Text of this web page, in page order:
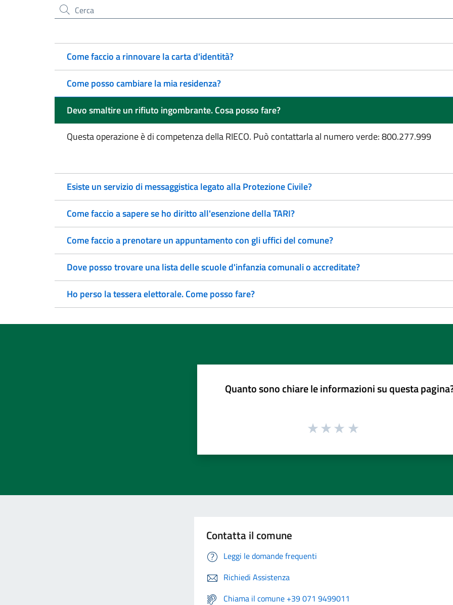
Cerca nel sito
Come faccio a rinnovare la carta d'identità?
Come posso cambiare la mia residenza?
Devo smaltire un rifiuto ingombrante. Cosa posso fare?
Questa operazione è di competenza della RIECO. Può contattarla al numero verde: 800.277.999
Esiste un servizio di messaggistica legato alla Protezione Civile?
Come faccio a sapere se ho diritto all'esenzione della TARI?
Come faccio a prenotare un appuntamento con gli uffici del comune?
Dove posso trovare una lista delle scuole d'infanzia comunali o accreditate?
Ho perso la tessera elettorale. Come posso fare?
Quanto sono chiare le informazioni su questa
Contatta il comune
Leggi le domande frequenti
Richiedi Assistenza
Chiama il comune +39 071 9499011